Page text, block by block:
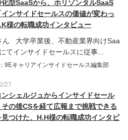
化型SaaSから、ホリゾンタルSaaS
ンサイドセールスの価値が変わっ
様の転職成功インタビュー
ん 大学卒業後、不動産業界向けSaa
てインサイドセールスに従事...
9Eキャリアインサイドセールス編集部
27
ンシェルジュからインサイドセール
その後CSを経て広報まで挑戦できる
見つけた、H.H様の転職成功インタビ